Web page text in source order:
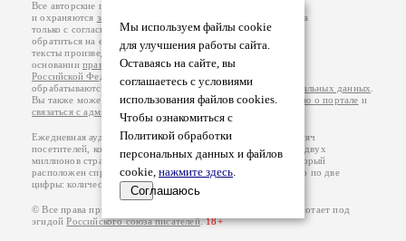
Мы используем файлы cookie
для улучшения работы сайта.
Оставаясь на сайте, вы
соглашаетесь с условиями
использования файлов cookies.
Чтобы ознакомиться с
Политикой обработки
персональных данных и файлов
cookie, нажмите здесь.
Соглашаюсь
Все авторские права на произведения принадлежат авторам
и охраняются законом
. Перепечатка произведений возможна
только с согласия его автора, к которому вы можете
обратиться на его авторской странице. Ответственность за
тексты произведений авторы несут самостоятельно на
основанииправил публикацииизаконодательства
Российской Федерации
обрабатываются на основанииПолитики обработки персональных данных
Вы также можете посмотреть более подробнуюинформацию о портале и
связаться с администрацией
Ежедневная аудитория портала Стихи.ру – порядка 200 тысяч
посетителей, которые в общей сумме просматривают более двух
миллионов страниц по данным счетчика посещаемости, который
расположен справа от этого текста. В каждой графе указано по две
цифры: количество просмотров и количество посетителей.
© Все права принадлежат авторам, 2000-2026. Портал работает под
эгидойРоссийского союза писателей.18+